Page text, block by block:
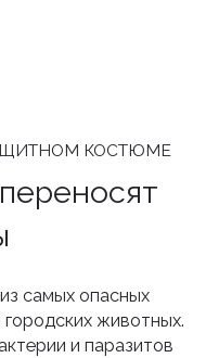
КОСТЮМЕ
самых опасных
животных.
и паразитов